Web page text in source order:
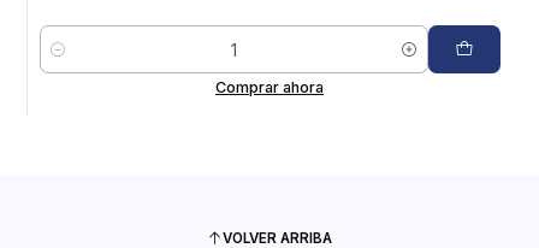
Cantidad
Comprar ahora
VOLVER ARRIBA